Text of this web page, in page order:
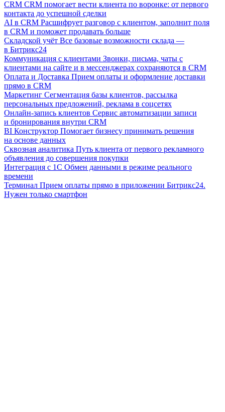
CRM CRM помогает вести клиента по воронке: от первого
контакта до успешной сделки
AI в CRM Расшифрует разговор с клиентом, заполнит поля
в CRM и поможет продавать больше
Складской учёт Все базовые возможности склада —
в Битрикс24
Коммуникация с клиентами Звонки, письма, чаты с
клиентами на сайте и в мессенджерах сохраняются в CRM
Оплата и Доставка Прием оплаты и оформление доставки
прямо в CRM
Маркетинг Сегментация базы клиентов, рассылка
персональных предложений, реклама в соцсетях
Онлайн-запись клиентов Сервис автоматизации записи
и бронирования внутри CRM
BI Конструктор Помогает бизнесу принимать решения
на основе данных
Сквозная аналитика Путь клиента от первого рекламного
объявления до совершения покупки
Интеграция с 1С Обмен данными в режиме реального
времени
Терминал Прием оплаты прямо в приложении Битрикс24.
Нужен только смартфон